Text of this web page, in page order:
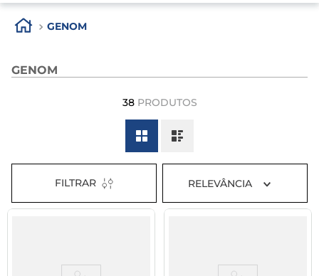
TERMOS MAIS BUSCADOS
1º
tadalafila
3º
generico
dipirona
8º
tadalafila 5mg
GENOM
GENOM
38 PRODUTOS
FILTRAR RELEVÂNCIA